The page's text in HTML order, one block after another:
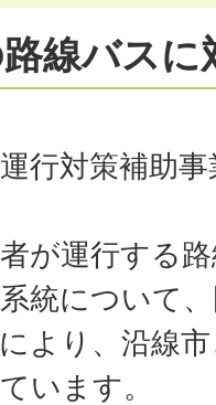
線バスに
行対策補助事
が運行する
統について
より、沿線
います。